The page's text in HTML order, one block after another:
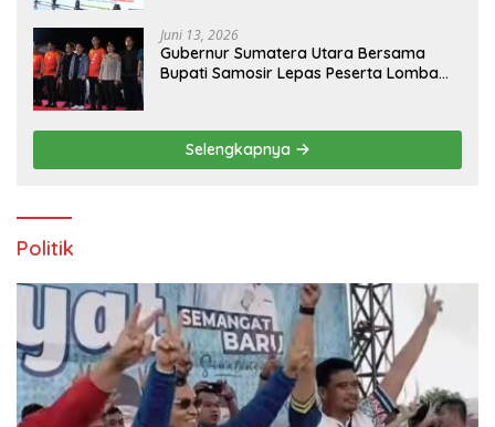
Juni 13, 2026
Gubernur Sumatera Utara Bersama
Bupati Samosir Lepas Peserta Lomba
Selengkapnya
Politik